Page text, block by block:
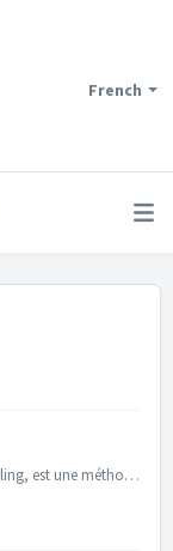
French
L’autofacturation, également appelée self-billing, est une méthode de facturation dans laquelle le client (le donneur d’ordre) établit lui-même la facture a...